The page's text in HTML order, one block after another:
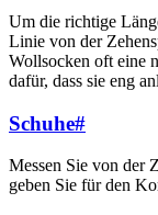
Um die richtige
Linie von der
Wollsocken oft eine
dafür, dass sie eng
Schuhe#
Messen Sie von der
geben Sie für den